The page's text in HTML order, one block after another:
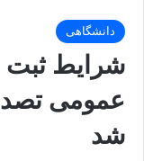
دانشگاهی
شرایط ثبت
عمومی
شد